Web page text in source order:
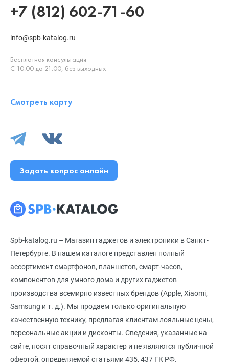
Spb-katalog.ru – Магазин гаджетов и электроники в Санкт-
Петербурге. В нашем каталоге представлен полный
ассортимент смартфонов, планшетов, смарт-часов,
компонентов для умного дома и других гаджетов
производства всемирно известных брендов (Apple, Xiaomi,
Samsung и т. д.). Мы продаем только оригинальную
качественную технику, предлагая клиентам лояльные цены,
персональные акции и дисконты. Сведения, указанные на
сайте, носят справочный характер и не являются публичной
офертой, определяемой статьями 435, 437 ГК РФ.
+7 (812) 602-71-60
info@spb-katalog.ru
Бесплатная консультация
С 10:00 до 21:00, без выходных
Смотреть карту
Задать вопрос онлайн